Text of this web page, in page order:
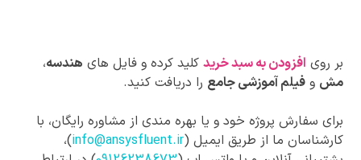
بر روی افزودن به سبد خرید کلید کرده و فایل های هندسه،
مش وفیلم آموزشی جامع را دریافت کنید.
برای سفارش پروژه خود و یا بهره مندی از مشاوره رایگان، با
کارشناسان ما از طریق ایمیل (info@ansysfluent.ir)،